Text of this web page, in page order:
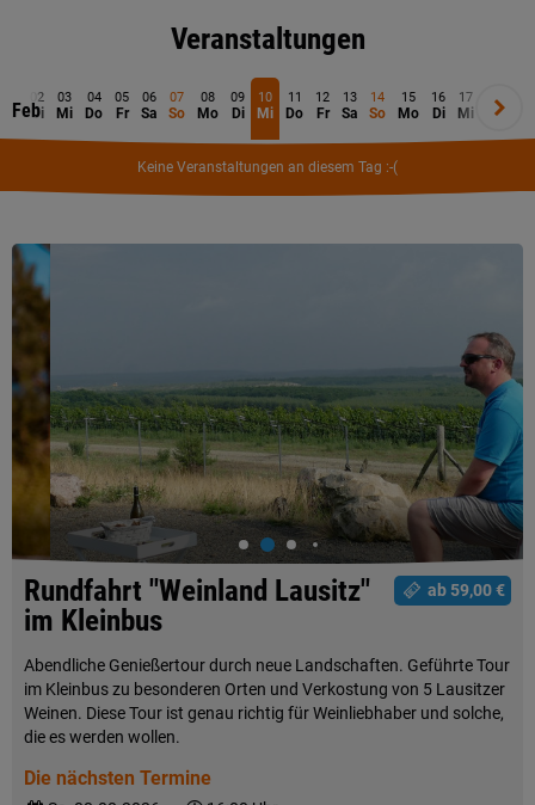
Veranstaltungen
02
Di
03
Mi
04
Do
05
Fr
06
Sa
07
So
08
Mo
09
Di
10
Mi
11
Do
12
Fr
13
Sa
14
So
15
Mo
16
Di
17
Mi
18
Do
Feb
Keine Veranstaltungen an diesem Tag :-(
ab 59,00 €
Rundfahrt "Weinland Lausitz"
im Kleinbus
Abendliche Genießertour durch neue Landschaften. Geführte Tour
im Kleinbus zu besonderen Orten und Verkostung von 5 Lausitzer
Weinen. Diese Tour ist genau richtig für Weinliebhaber und solche,
die es werden wollen.
Die nächsten Termine